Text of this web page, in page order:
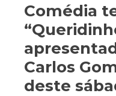
Comédia
Carlos
deste